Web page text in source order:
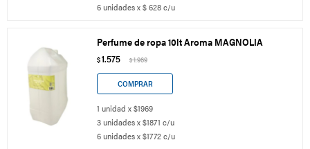
6 unidades x $ 628 c/u
Perfume de ropa 10lt Aroma MAGNOLIA
$1.575 $1.969
1 unidad x $1969
3 unidades x $1871 c/u
6 unidades x $1772 c/u